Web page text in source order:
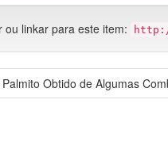
ou linkar para este item:
Obtido de Algumas